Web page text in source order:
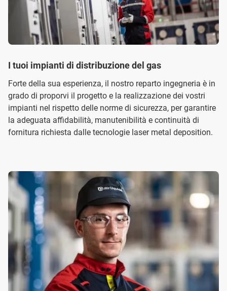
I tuoi impianti di distribuzione del gas
Forte della sua esperienza, il nostro reparto ingegneria è in
grado di proporvi il progetto e la realizzazione dei vostri
impianti nel rispetto delle norme di sicurezza, per garantire
la adeguata affidabilità, manutenibilità e continuità di
fornitura richiesta dalle tecnologie laser metal deposition.